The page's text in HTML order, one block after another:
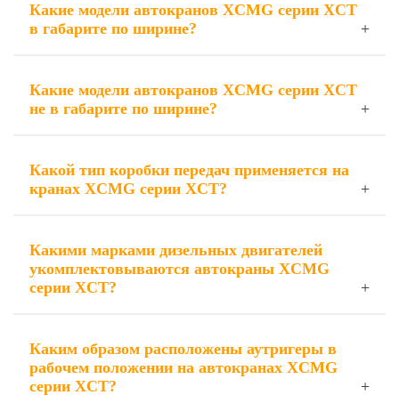
Какие модели автокранов XCMG серии XCT
в габарите по ширине?
Какие модели автокранов XCMG серии XCT
не в габарите по ширине?
Какой тип коробки передач применяется на
кранах XCMG серии XCT?
Какими марками дизельных двигателей
укомплектовываются автокраны XCMG
серии XCT?
Каким образом расположены аутригеры в
рабочем положении на автокранах XCMG
серии XCT?